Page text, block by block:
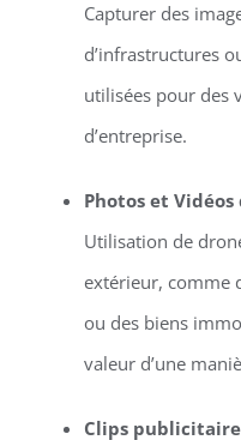
Capturer des
d’infrastructures
utilisées pour des
d’entreprise.
Photos et
Utilisation de
extérieur, comme
ou des biens
valeur d’une
Clips